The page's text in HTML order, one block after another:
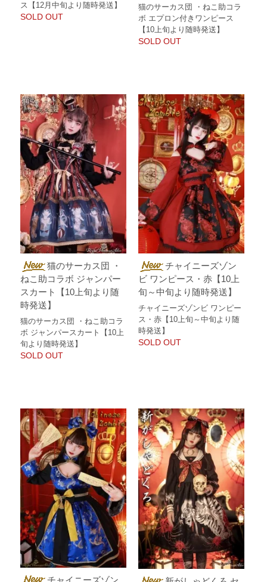
ス【12月中旬より随時発送】
SOLD OUT
猫のサーカス団 ・ねこ助コラ
ボ エプロン付きワンピース
【10上旬より随時発送】
SOLD OUT
猫のサーカス団 ・
ねこ助コラボ ジャンパー
スカート【10上旬より随
時発送】
猫のサーカス団 ・ねこ助コラ
ボ ジャンパースカート【10上
旬より随時発送】
SOLD OUT
チャイニーズゾン
ビ ワンピース・赤【10上
旬～中旬より随時発送】
チャイニーズゾンビ ワンピー
ス・赤【10上旬～中旬より随
時発送】
SOLD OUT